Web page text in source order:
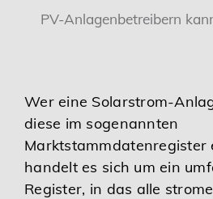
PV-Anlagenbetreibern
Wer eine Solarstrom-
diese im sogenannten
Marktstammdatenregister
handelt es sich um ein
Register, in das alle